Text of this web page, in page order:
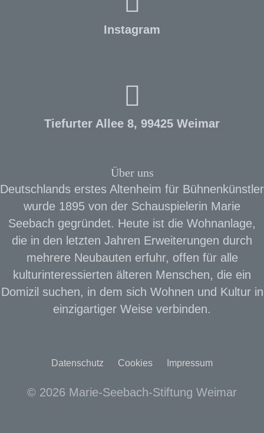
Instagram
Tiefurter Allee 8, 99425 Weimar
Über uns
Deutschlands erstes Altenheim für Bühnenkünstler
wurde 1895 von der Schauspielerin Marie
Seebach gegründet. Heute ist die Wohnanlage,
die in den letzten Jahren Erweiterungen durch
mehrere Neubauten erfuhr, offen für alle
kulturinteressierten älteren Menschen, die ein
Domizil suchen, in dem sich Wohnen und Kultur in
einzigartiger Weise verbinden.
Datenschutz Cookies Impressum
© 2026 Marie-Seebach-Stiftung Weimar